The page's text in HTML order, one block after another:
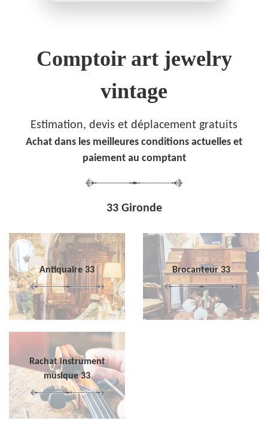
Comptoir art jewelry
vintage
Estimation, devis et déplacement gratuits
Achat dans les meilleures conditions actuelles et
paiement au comptant
33 Gironde
Antiquaire 33 Brocanteur 33
Rachat instrument
musique 33